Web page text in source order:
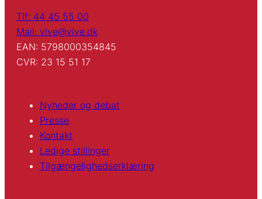
Tlf: 44 45 55 00
Mail: vive@vive.dk
EAN: 5798000354845
CVR: 23 15 51 17
Nyheder og debat
Presse
Kontakt
Ledige stillinger
Tilgængelighedserklæring